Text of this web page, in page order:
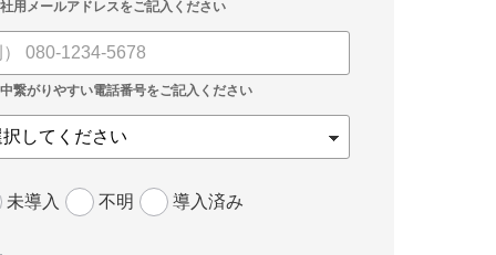
未導入 不明 導入済み